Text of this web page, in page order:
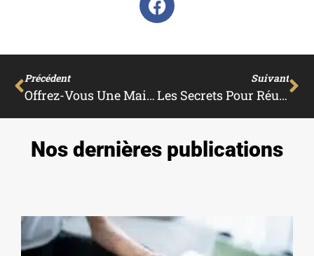
Précédent
Offrez-Vous Une Maison À Cadaqués : Une Ville Côtière En Plein Essor
Suivant
Les Secrets Pour Réussir La Location D’un Bien De Luxe
Nos dernières publications